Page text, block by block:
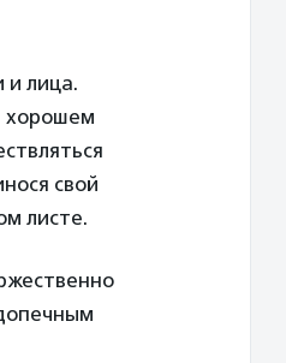
и лица.
хорошем
свой
листе.